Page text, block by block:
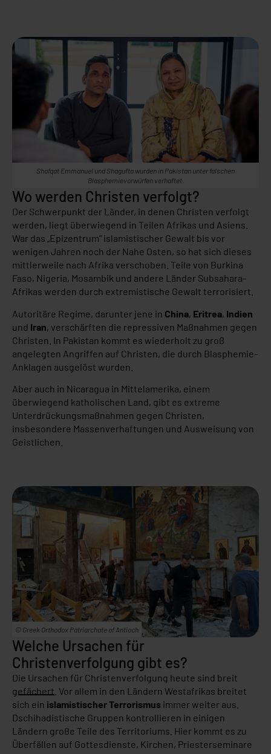
Wo werden Christen verfolgt?
Der Schwerpunkt der Länder, in denen Christen verfolgt
werden, liegt überwiegend in Teilen Afrikas und Asiens.
War das „Epizentrum“ islamistischer Gewalt bis vor
wenigen Jahren noch der Nahe Osten, so hat sich dieses
mittlerweile nach Afrika verschoben. Teile von Burkina
Faso, Nigeria, Mosambik und andere Länder Subsahara-
Afrikas werden durch extremistische Gewalt terrorisiert.
Autoritäre Regime, darunter jene in China, Eritrea, Indien
und Iran, verschärften die repressiven Maßnahmen gegen
Christen. In Pakistan kommt es wiederholt zu groß
angelegten Angriffen auf Christen, die durch Blasphemie-
Anklagen ausgelöst wurden.
Aber auch in Nicaragua in Mittelamerika, einem
überwiegend katholischen Land, gibt es extreme
Unterdrückungsmaßnahmen gegen Christen,
insbesondere Massenverhaftungen und Ausweisung von
Geistlichen.
Shafqat Emmanuel und Shagufta wurden in Pakistan unter falschen
Blasphemievorwürfen verhaftet.
© Greek Orthodox Patriarchate of Antioch
Welche Ursachen für
Christenverfolgung gibt es?
Die Ursachen für Christenverfolgung heute sind breit
gefächert . Vor allem in den Ländern Westafrikas breitet
sich ein islamistischer Terrorismus immer weiter aus.
Dschihadistische Gruppen kontrollieren in einigen
Ländern große Teile des Territoriums. Hier kommt es zu
Überfällen auf Gottesdienste, Kirchen, Priesterseminare